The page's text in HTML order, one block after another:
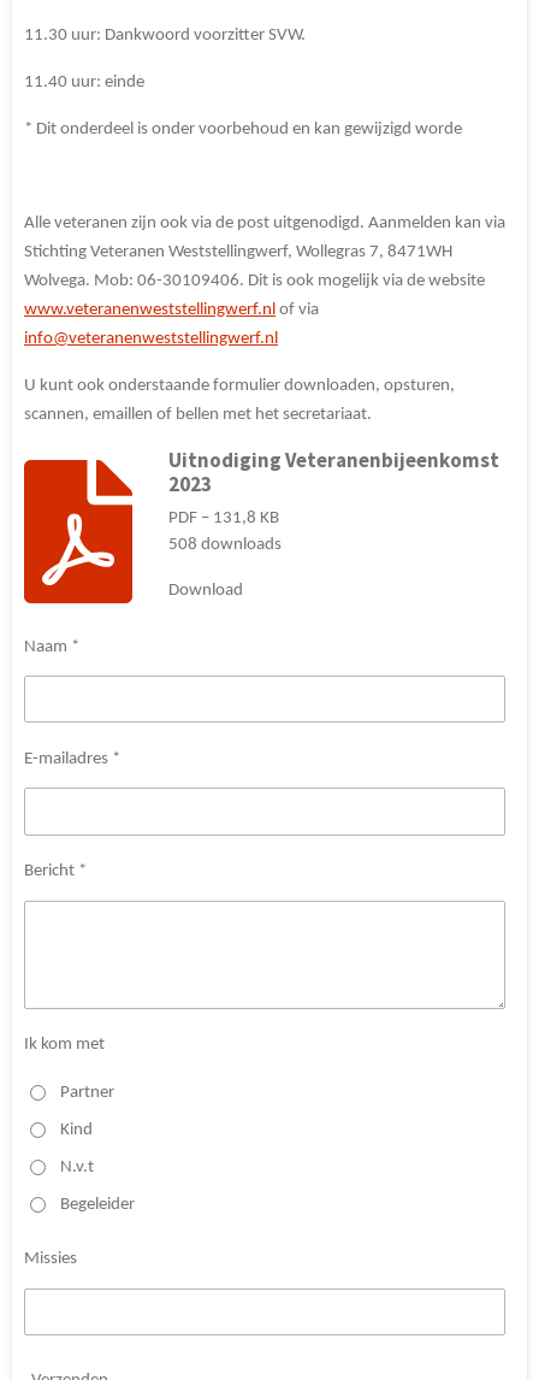
11.30 uur: Dankwoord voorzitter SVW.
11.40 uur: einde
* Dit onderdeel is onder voorbehoud en kan gewijzigd worde
Alle veteranen zijn ook via de post uitgenodigd. Aanmelden kan via
Stichting Veteranen Weststellingwerf, Wollegras 7, 8471WH
Wolvega. Mob: 06-30109406. Dit is ook mogelijk via de website
www.veteranenweststellingwerf.nl of via
info@veteranenweststellingwerf.nl
U kunt ook onderstaande formulier downloaden, opsturen,
scannen, emaillen of bellen met het secretariaat.
Uitnodiging Veteranenbijeenkomst
2023
PDF – 131,8 KB
508 downloads
Download
Naam *
E-mailadres *
Bericht *
Ik kom met
Partner
Kind
N.v.t
Begeleider
Missies